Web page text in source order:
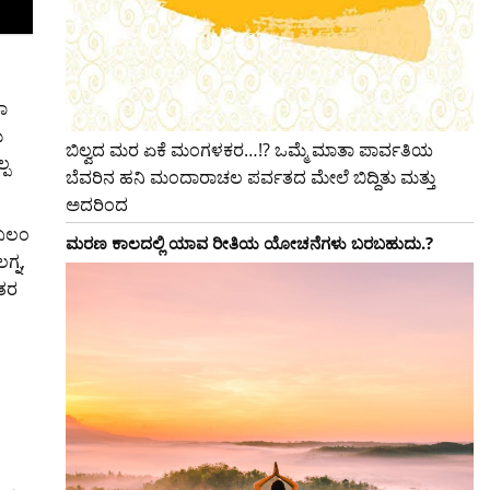
ಬಿಲ್ವದ ಮರ ಏಕೆ ಮಂಗಳಕರ…!? ಒಮ್ಮೆ ಮಾತಾ ಪಾರ್ವತಿಯ
ಬೆವರಿನ ಹನಿ ಮಂದಾರಾಚಲ ಪರ್ವತದ ಮೇಲೆ ಬಿದ್ದಿತು ಮತ್ತು
ಅದರಿಂದ
ಮರಣ ಕಾಲದಲ್ಲಿ ಯಾವ ರೀತಿಯ ಯೋಚನೆಗಳು ಬರಬಹುದು.?